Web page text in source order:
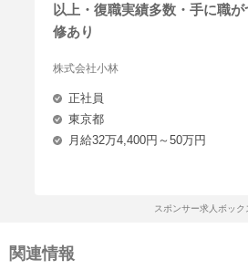
以上・復職実績多数・手に職
修あり
株式会社小林
正社員
東京都
月給32万4,400円～50万円
スポンサー求人ボック
関連情報